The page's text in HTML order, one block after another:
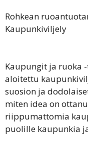
Rohkean
Kaupunkiviljely
Kaupungit ja ruoka
aloitettu
suosion ja
miten idea on
riippumattomia
puolille kaupunkia